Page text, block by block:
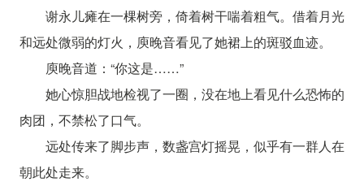
谢永儿瘫在一棵树旁，倚着树干喘着粗气。借着月光
和远处微弱的灯火，庾晚音看见了她裙上的斑驳血迹。
庾晚音道：“你这是……”
她心惊胆战地检视了一圈，没在地上看见什么恐怖的
肉团，不禁松了口气。
远处传来了脚步声，数盏宫灯摇晃，似乎有一群人在
朝此处走来。